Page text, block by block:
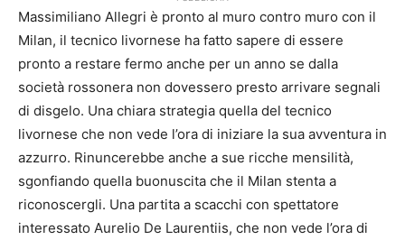
Massimiliano Allegri è pronto al muro contro muro con il
Milan, il tecnico livornese ha fatto sapere di essere
pronto a restare fermo anche per un anno se dalla
società rossonera non dovessero presto arrivare segnali
di disgelo. Una chiara strategia quella del tecnico
livornese che non vede l’ora di iniziare la sua avventura in
azzurro. Rinuncerebbe anche a sue ricche mensilità,
sgonfiando quella buonuscita che il Milan stenta a
riconoscergli. Una partita a scacchi con spettatore
interessato Aurelio De Laurentiis, che non vede l’ora di